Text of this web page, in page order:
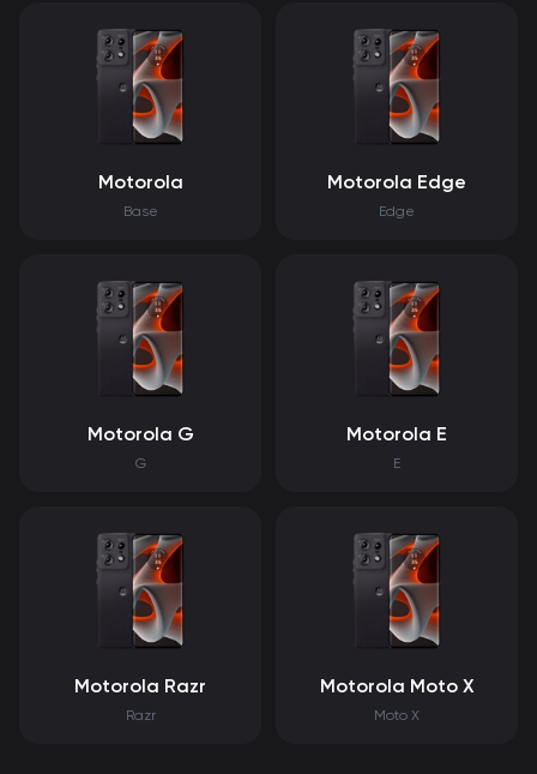
Motorola
Base
Motorola Edge
Edge
Motorola G
G
Motorola E
E
Motorola Razr
Razr
Motorola Moto X
Moto X